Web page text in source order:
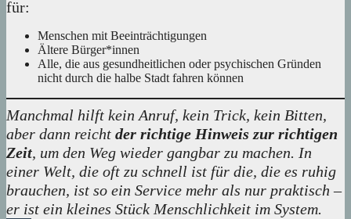
für:
Menschen mit Beeinträchtigungen
Ältere Bürger*innen
Alle, die aus gesundheitlichen oder psychischen Gründen
nicht durch die halbe Stadt fahren können
Manchmal hilft kein Anruf, kein Trick, kein Bitten,
aber dann reicht der richtige Hinweis zur richtigen
Zeit, um den Weg wieder gangbar zu machen. In
einer Welt, die oft zu schnell ist für die, die es ruhig
brauchen, ist so ein Service mehr als nur praktisch –
er ist ein kleines Stück Menschlichkeit im System.